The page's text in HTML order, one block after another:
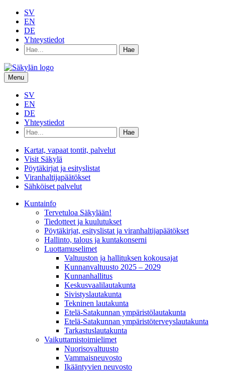
SV
EN
DE
Yhteystiedot
Hae
hakusanalla:
Menu
SV
EN
DE
Yhteystiedot
Hae
hakusanalla:
Kartat, vapaat tontit, palvelut
Visit Säkylä
Pöytäkirjat ja esityslistat
Viranhaltijapäätökset
Sähköiset palvelut
Kunta­info
Tervetuloa Säkylään!
Tiedotteet ja kuulutukset
Pöytäkirjat, esityslistat ja viranhaltijapäätökset
Hallinto, talous ja kuntakonserni
Luottamuselimet
Valtuuston ja hallituksen kokousajat
Kunnanvaltuusto 2025 – 2029
Kunnanhallitus
Keskusvaalilautakunta
Sivistyslautakunta
Tekninen lautakunta
Etelä-Satakunnan ympäristölautakunta
Etelä-Satakunnan ympäristöterveyslautakunta
Tarkastuslautakunta
Vaikuttamistoimielimet
Nuorisovaltuusto
Vammaisneuvosto
Ikääntyvien neuvosto